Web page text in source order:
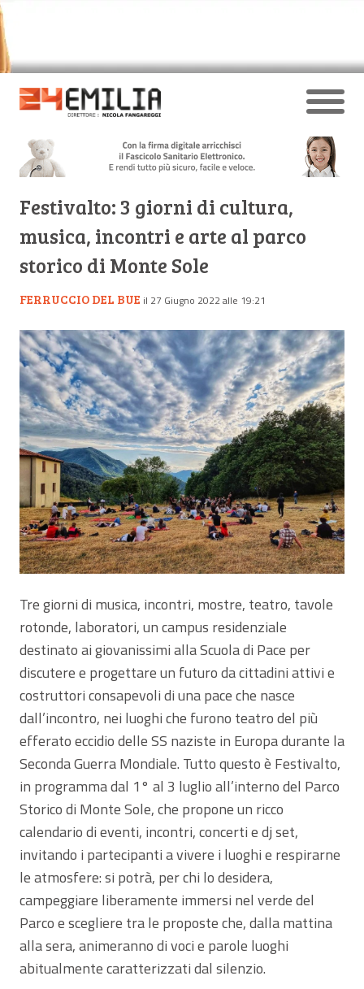
Festivalto: 3 giorni di cultura,
musica, incontri e arte al parco
storico di Monte Sole
FERRUCCIO DEL BUE il 27 Giugno 2022 alle 19:21
Tre giorni di musica, incontri, mostre, teatro, tavole
rotonde, laboratori, un campus residenziale
destinato ai giovanissimi alla Scuola di Pace per
discutere e progettare un futuro da cittadini attivi e
costruttori consapevoli di una pace che nasce
dall’incontro, nei luoghi che furono teatro del più
efferato eccidio delle SS naziste in Europa durante la
Seconda Guerra Mondiale. Tutto questo è Festivalto,
in programma dal 1° al 3 luglio all’interno del Parco
Storico di Monte Sole, che propone un ricco
calendario di eventi, incontri, concerti e dj set,
invitando i partecipanti a vivere i luoghi e respirarne
le atmosfere: si potrà, per chi lo desidera,
campeggiare liberamente immersi nel verde del
Parco e scegliere tra le proposte che, dalla mattina
alla sera, animeranno di voci e parole luoghi
abitualmente caratterizzati dal silenzio.